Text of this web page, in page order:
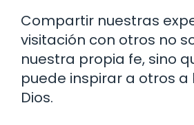
Compartir nuestras
visitación con otros no
nuestra propia fe, sino
puede inspirar a otros a
Dios.